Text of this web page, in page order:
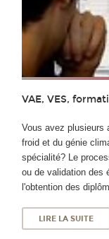
VAE, VES,
Vous avez plusieurs
froid et du génie
spécialité? Le
ou de validation des
l'obtention des
LIRE LA SUITE